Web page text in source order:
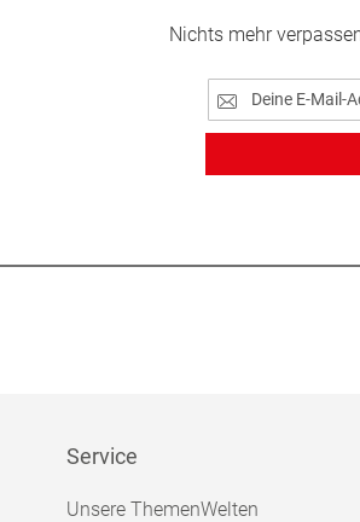
Nichts mehr
Service
Unsere ThemenWelten